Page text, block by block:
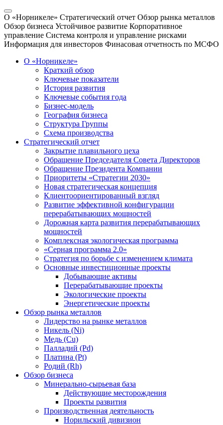
О «Норникеле» Стратегический отчет Обзор рынка металлов
Обзор бизнеса Устойчивое развитие Корпоративное
управление Система контроля и управление рисками
Информация для инвесторов Финасовая отчетность по МСФО
О «Норникеле»
Краткий обзор
Ключевые показатели
История развития
Ключевые события года
Бизнес-модель
География бизнеса
Структура Группы
Схема производства
Стратегический отчет
Закрытие плавильного цеха
Обращение Председателя Совета Директоров
Обращение Президента Компании
Приоритеты «Стратегии 2030»
Новая стратегическая концепция
Клиентоориентированный взгляд
Развитие эффективной конфигурации
перерабатывающих мощностей
Дорожная карта развития перерабатывающих
мощностей
Комплексная экологическая программа
«Серная программа 2.0»
Стратегия по борьбе с изменением климата
Основные инвестиционные проекты
Добывающие активы
Перерабатывающие проекты
Экологические проекты
Энергетические проекты
Обзор рынка металлов
Лидерство на рынке металлов
Никель (Ni)
Медь (Cu)
Палладий (Pd)
Платина (Pt)
Родий (Rh)
Обзор бизнеса
Минерально-сырьевая база
Действующие месторождения
Проекты развития
Производственная деятельность
Норильский дивизион